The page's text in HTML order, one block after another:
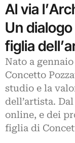
Al via
Un
figlia
Nato a
Concetto
studio e la
dell’artista.
online, e dei
figlia di